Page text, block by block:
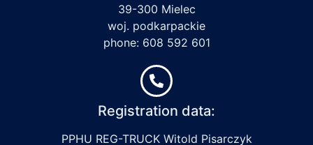
39-300 Mielec
woj. podkarpackie
phone: 608 592 601
Registration data:
PPHU REG-TRUCK Witold Pisarczyk